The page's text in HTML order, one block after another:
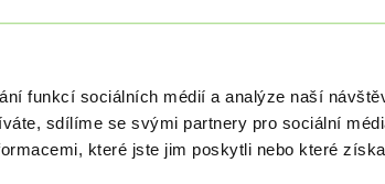
funkcí sociálních médií a analýze naší
sdílíme se svými partnery pro sociální
které jste jim poskytli nebo které
pokračuje v hledání nových minim.